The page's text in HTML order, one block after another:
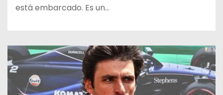
está embarcado. Es un…